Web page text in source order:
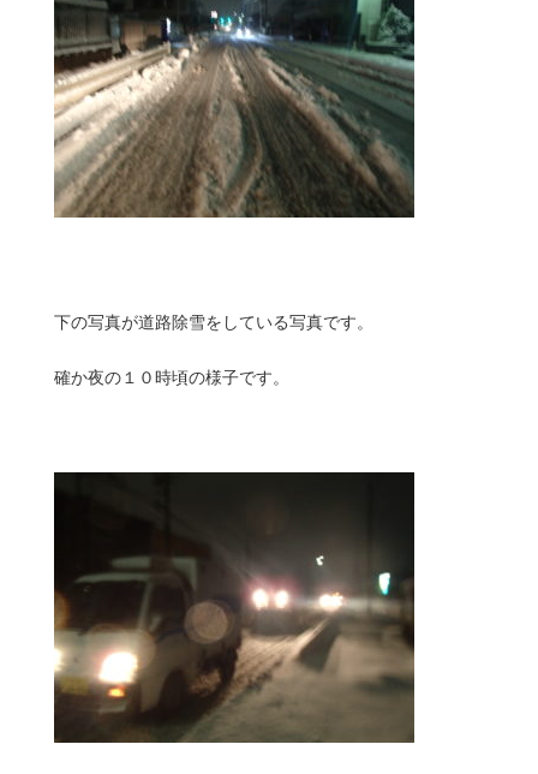
下の写真が道路除雪をしている写真です。
確か夜の１０時頃の様子です。